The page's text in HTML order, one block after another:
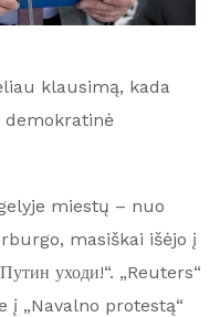
klausimą, kada
demokratinė
miestų – nuo
masiškai išėjo į
уходи!“. „Reuters“
į „Navalno protestą“